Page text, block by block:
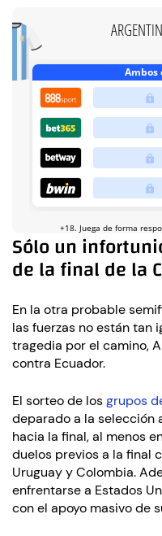
Sólo un
de la final de la
En la otra probable
las fuerzas no están tan
tragedia por el camino,
contra Ecuador.
El sorteo de losgrupos
deparado a la selección
hacia la final, al menos
duelos previos a la final
Uruguay y Colombia.
enfrentarse a Estados
con el apoyo masivo de